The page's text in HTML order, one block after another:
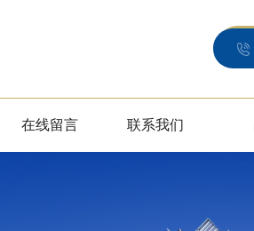
在线留言 联系我们